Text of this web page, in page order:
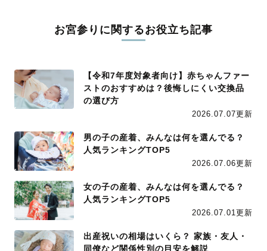
お宮参りに関するお役立ち記事
【令和7年度対象者向け】赤ちゃんファー
ストのおすすめは？後悔しにくい交換品
の選び方
2026.07.07更新
男の子の産着、みんなは何を選んでる？
人気ランキングTOP5
2026.07.06更新
女の子の産着、みんなは何を選んでる？
人気ランキングTOP5
2026.07.01更新
出産祝いの相場はいくら？ 家族・友人・
同僚など関係性別の目安を解説